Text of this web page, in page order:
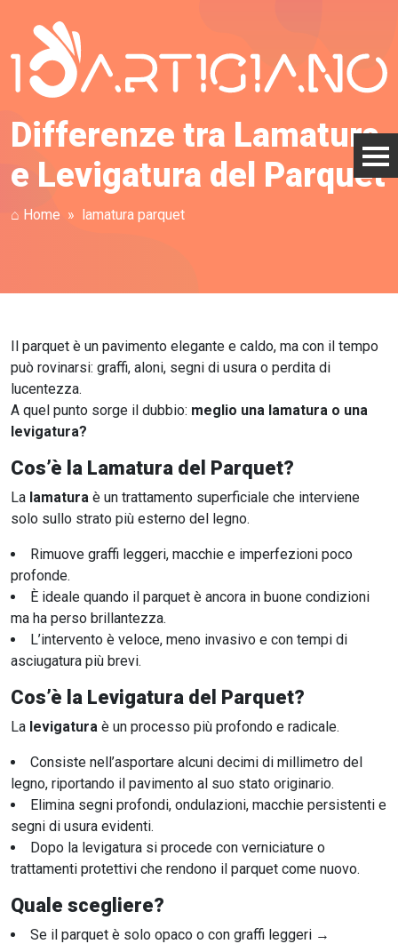
Differenze tra Lamatura
e Levigatura del Parquet
⌂ Home lamatura parquet
Il parquet è un pavimento elegante e caldo, ma con il tempo
può rovinarsi: graffi, aloni, segni di usura o perdita di
lucentezza.
A quel punto sorge il dubbio: meglio una lamatura o una
levigatura?
Cos’è la Lamatura del Parquet?
La lamatura è un trattamento superficiale che interviene
solo sullo strato più esterno del legno.
Rimuove graffi leggeri, macchie e imperfezioni poco
profonde.
È ideale quando il parquet è ancora in buone condizioni
ma ha perso brillantezza.
L’intervento è veloce, meno invasivo e con tempi di
asciugatura più brevi.
Cos’è la Levigatura del Parquet?
La levigatura è un processo più profondo e radicale.
Consiste nell’asportare alcuni decimi di millimetro del
legno, riportando il pavimento al suo stato originario.
Elimina segni profondi, ondulazioni, macchie persistenti e
segni di usura evidenti.
Dopo la levigatura si procede con verniciature o
trattamenti protettivi che rendono il parquet come nuovo.
Quale scegliere?
Se il parquet è solo opaco o con graffi leggeri →